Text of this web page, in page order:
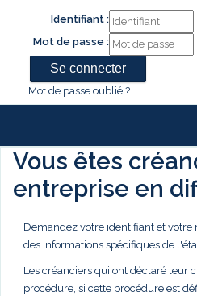
Identifiant :
Mot de passe :
Mot de passe oublié ?
Vous êtes
entreprise en
Demandez votre identifiant et votre
des informations spécifiques de
Les créanciers qui ont déclaré leur
procédure, si cette procédure est